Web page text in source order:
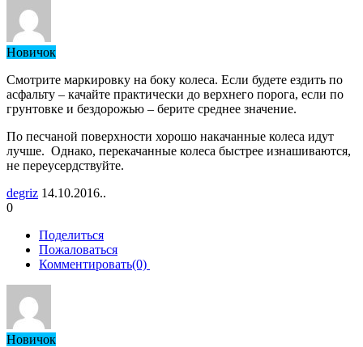
Новичок
Смотрите маркировку на боку колеса. Если будете ездить по
асфальту – качайте практически до верхнего порога, если по
грунтовке и бездорожью – берите среднее значение.
По песчаной поверхности хорошо накачанные колеса идут
лучше. Однако, перекачанные колеса быстрее изнашиваются,
не переусердствуйте.
degriz 14.10.2016..
0
Поделиться
Пожаловаться
Комментировать(0)
Новичок